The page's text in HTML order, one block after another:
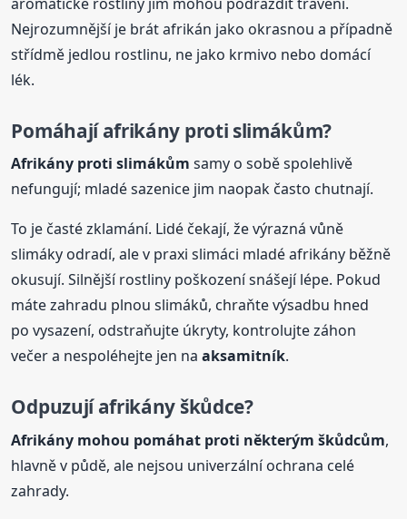
Nejrozumnější je brát afrikán jako okrasnou a případně
střídmě jedlou rostlinu, ne jako krmivo nebo domácí
lék.
Pomáhají afrikány proti slimákům?
Afrikány proti slimákům samy o sobě spolehlivě
nefungují; mladé sazenice jim naopak často chutnají.
To je časté zklamání. Lidé čekají, že výrazná vůně
slimáky odradí, ale v praxi slimáci mladé afrikány běžně
okusují. Silnější rostliny poškození snášejí lépe. Pokud
máte zahradu plnou slimáků, chraňte výsadbu hned
po vysazení, odstraňujte úkryty, kontrolujte záhon
večer a nespoléhejte jen naaksamitník.
Odpuzují afrikány škůdce?
Afrikány mohou pomáhat proti některým škůdcům,
hlavně v půdě, ale nejsou univerzální ochrana celé
zahrady.